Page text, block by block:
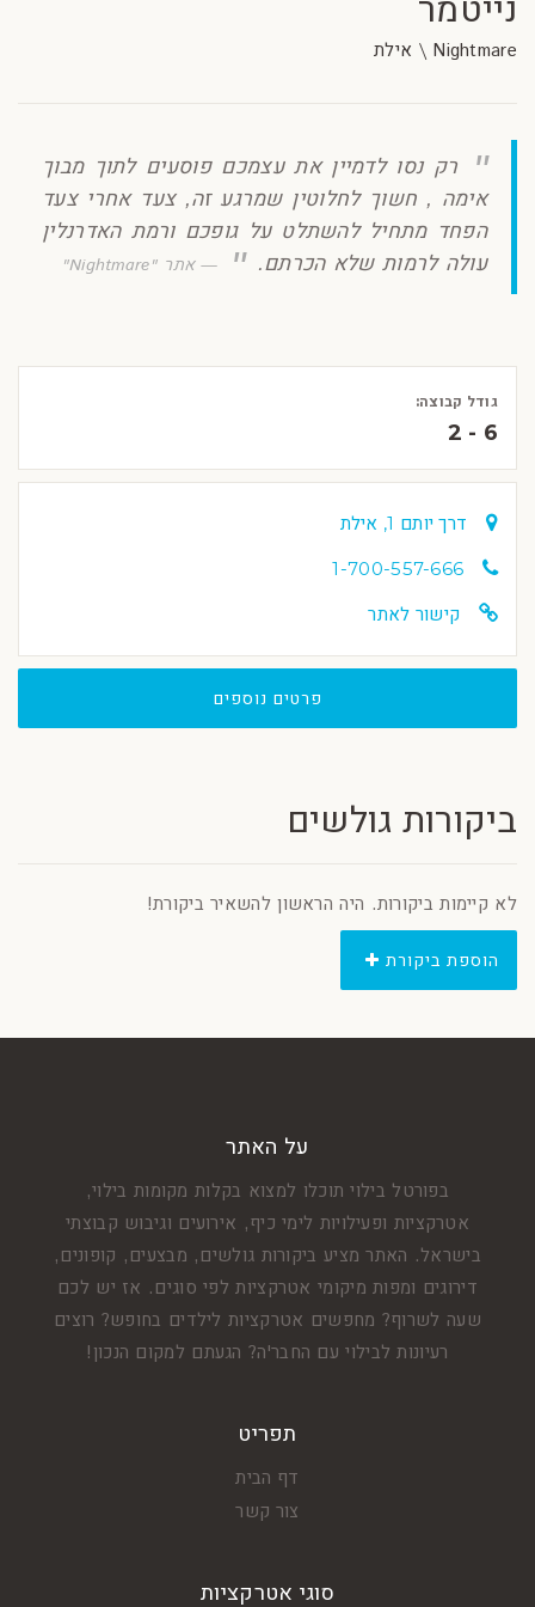
נייטמר
Nightmare \ אילת
רק נסו לדמיין את עצמכם פוסעים לתוך מבוך
אימה , חשוך לחלוטין שמרגע זה, צעד אחרי צעד
הפחד מתחיל להשתלט על גופכם ורמת האדרנלין
עולה לרמות שלא הכרתם.
אתר "Nightmare"
גודל קבוצה:
2 - 6
דרך יותם 1, אילת
1-700-557-666
קישור לאתר
פרטים נוספים
ביקורות גולשים
לא קיימות ביקורות. היה הראשון להשאיר ביקורת!
הוספת ביקורת
על האתר
בפורטל בילוי תוכלו למצוא בקלות מקומות בילוי,
אטרקציות ופעילויות לימי כיף, אירועים וגיבוש קבוצתי
בישראל. האתר מציע ביקורות גולשים, מבצעים, קופונים,
דירוגים ומפות מיקומי אטרקציות לפי סוגים. אז יש לכם
שעה לשרוף? מחפשים אטרקציות לילדים בחופש? רוצים
רעיונות לבילוי עם החבר'ה? הגעתם למקום הנכון!
תפריט
דף הבית
צור קשר
סוגי אטרקציות